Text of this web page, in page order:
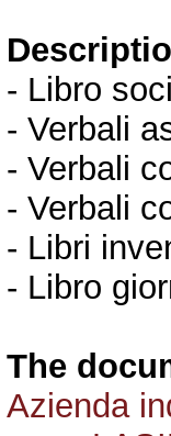
- Libro
- Verbali
- Verbali
- Verbali
- Libri
- Libro
The
Azienda